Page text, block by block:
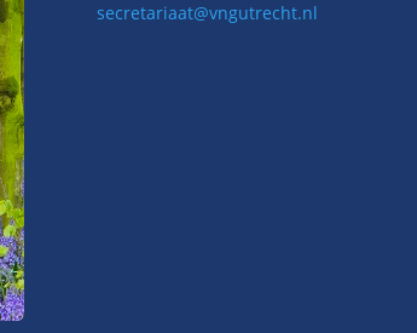
secretariaat@vngutrecht.nl